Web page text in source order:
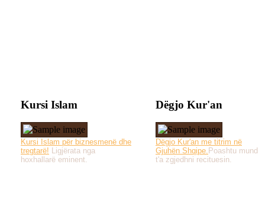
Kursi Islam
Kursi Islam për biznesmenë dhe
tregtarë! Ligjërata nga
hoxhallarë eminent.
Dëgjo Kur'an
Dëgjo Kur'an me titrim në
Gjuhën Shqipe. Poashtu mund
t'a zgjedhni recituesin.